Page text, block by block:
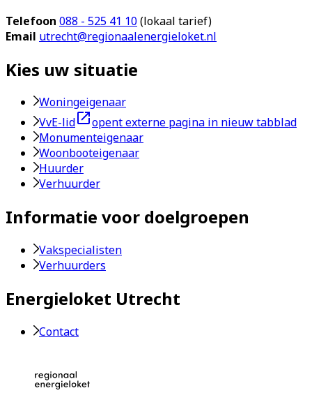
Telefoon 088 - 525 41 10(lokaal tarief)
Email utrecht@regionaalenergieloket.nl
Kies uw situatie
Woningeigenaar
VvE-lid
opent externe pagina in nieuw tabblad
Monumenteigenaar
Woonbooteigenaar
Huurder
Verhuurder
Informatie voor doelgroepen
Vakspecialisten
Verhuurders
Energieloket Utrecht
Contact